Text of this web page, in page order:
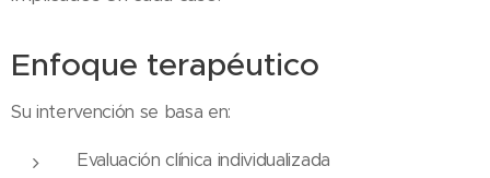
Enfoque terapéutico
Su intervención se basa en:
Evaluación clínica individualizada